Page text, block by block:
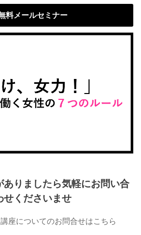
料メールセミナー
ありましたら気軽にお問い合
せくださいませ
座についてのお問合せはこちら